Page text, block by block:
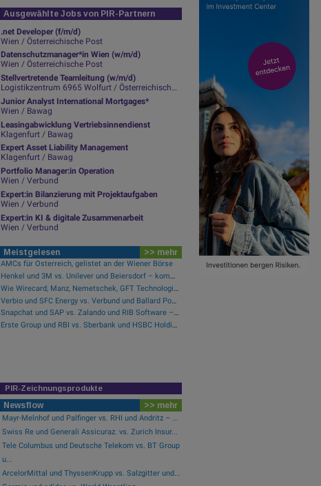
Ausgewählte Jobs von PIR-Partnern
.net Developer (f/m/d)
Wien / Österreichische Post
Datenschutzmanager*in Wien (w/m/d)
Wien / Österreichische Post
Stellvertretende Teamleitung (w/m/d)
Logistikzentrum 6965 Wolfurt / Österreichische Post
Junior Analyst International Mortgages*
Wien / Bawag
Leasingabwicklung Vertriebsinnendienst
Klagenfurt / Bawag
Expert Asset Liability Management
Klagenfurt / Bawag
Portfolio Manager:in Operation
Wien / Verbund
Expert:in Bilanzierung mit Projektaufgaben
Wien / Verbund
Expert:in KI & digitale Zusammenarbeit
Wien / Verbund
Meistgelesen >> mehr
AMCs für Österreich, gelistet an der Wiener Börse
Henkel und 3M vs. Unilever und Beiersdorf – kommentierter KW 32 Peer Group Watch Konsumgüter
Wie Wirecard, Manz, Nemetschek, GFT Technologies, SAP und Rocket Internet für Gesprächsstoff sorgten
Verbio und SFC Energy vs. Verbund und Ballard Power Systems – kommentierter KW 32 Peer Group Watch Energie
Snapchat und SAP vs. Zalando und RIB Software – kommentierter KW 32 Peer Group Watch Computer, Software & Internet
Erste Group und RBI vs. Sberbank und HSBC Holdings – kommentierter KW 32 Peer Group Watch Banken
PIR-Zeichnungsprodukte
Newsflow >> mehr
Mayr-Melnhof und Palfinger vs. RHI und Andritz – ...
Swiss Re und Generali Assicuraz. vs. Zurich Insur...
Tele Columbus und Deutsche Telekom vs. BT Group
u...
ArcelorMittal und ThyssenKrupp vs. Salzgitter und...